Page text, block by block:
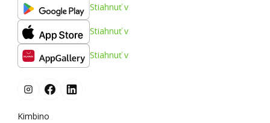
Stiahnuť v
Stiahnuť v
Stiahnuť v
Kimbino